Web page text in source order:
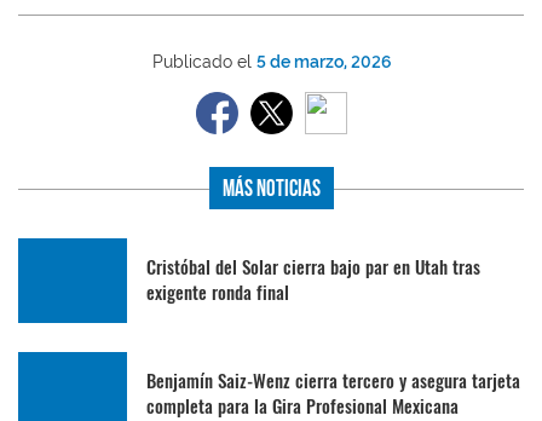
Publicado el 5 de marzo, 2026
Más Noticias
Cristóbal del Solar cierra bajo par en Utah tras
exigente ronda final
Benjamín Saiz-Wenz cierra tercero y asegura tarjeta
completa para la Gira Profesional Mexicana